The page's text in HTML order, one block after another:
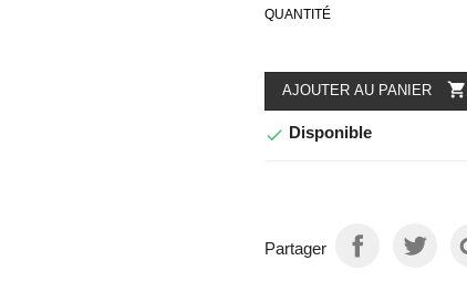
QUANTITÉ
AJOUTER AU PANIER 
 Disponible
Partager